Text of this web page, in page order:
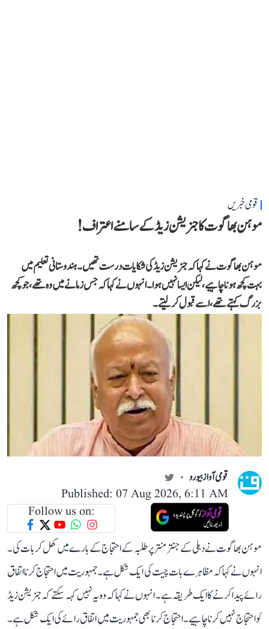
قومی خبریں
موہن بھاگوت کا جنریشن زیڈ کے سامنے اعتراف!
موہن بھاگوت نے کہاکہ جنریشن زیڈ کی شکایات درست تھیں۔ ہندوستانی تعلیم میں
بہت کچھ ہونا چاہیے، لیکن ایسا نہیں ہوا۔انہوں نے کہا کہ جس زمانے میں وہ تھے،جو کچھ
بزرگ کہتے تھے، اسے قبول کر لیتے۔
قومی آواز بیورو
Published: 07 Aug 2026, 6:11 AM
Follow us on:
موہن بھاگوت نے دہلی کے جنتر منتر پر طلبہ کے احتجاج کے بارے میں کھل کر بات کی۔
انہوں نے کہا کہ مظاہرے بات چیت کی ایک شکل ہے۔ جمہوریت میں احتجاج کرنا اتفاق
رائے پیدا کرنے کا ایک طریقہ ہے۔ انہوں نے کہا کہ وہ یہ نہیں کہہ سکتے کہ جنریشن زیڈ
کو احتجاج نہیں کرنا چاہیے۔احتجاج کرنا بھی جمہوریت میں اتفاق رائے کی ایک شکل ہے۔